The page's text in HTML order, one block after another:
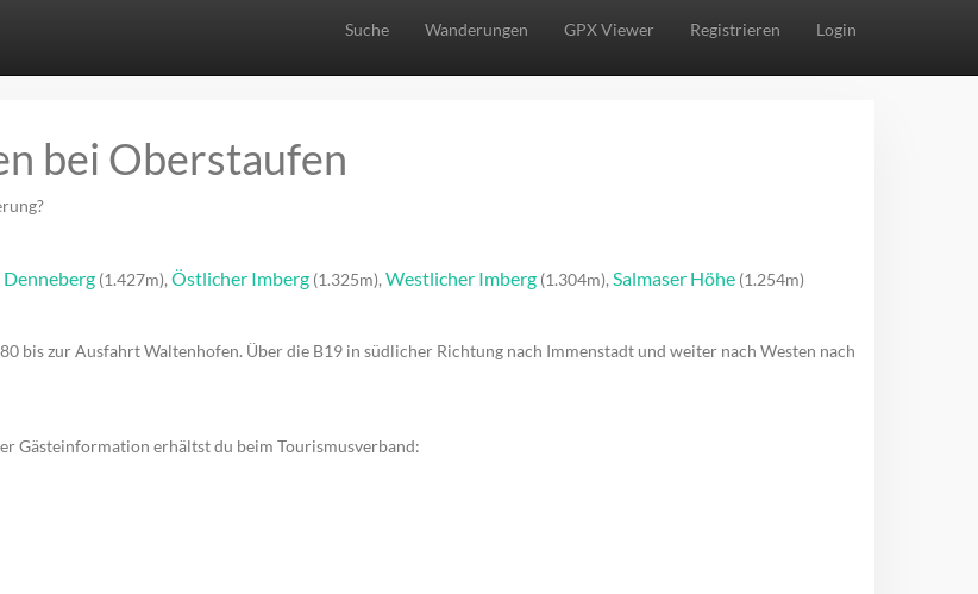
Suche Wanderungen GPX Viewer Registrieren Login
bei Oberstaufen
Denneberg (1.427m), Östlicher Imberg (1.325m), Westlicher Imberg (1.304m), Salmaser Höhe (1.254m)
bis zur Ausfahrt Waltenhofen. Über die B19 in südlicher Richtung nach Immenstadt und weiter nach Westen nach
Gästeinformation erhältst du beim Tourismusverband: